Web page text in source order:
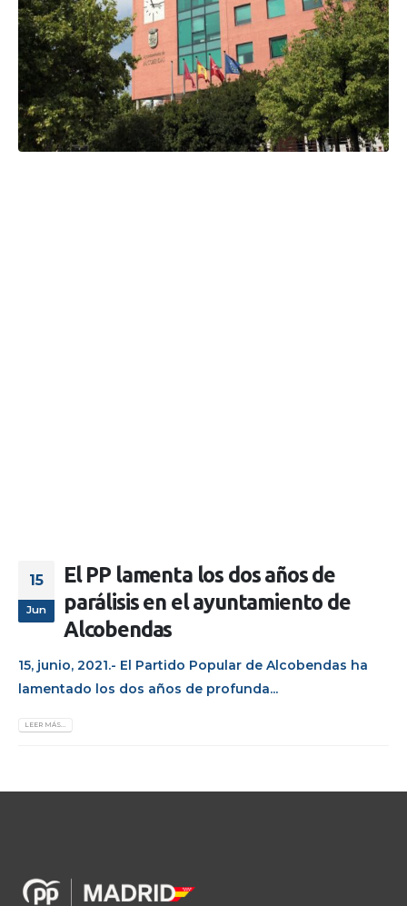
15
Jun
El PP lamenta los dos años de
parálisis en el ayuntamiento de
Alcobendas
15, junio, 2021.- El Partido Popular de Alcobendas ha
lamentado los dos años de profunda...
LEER MÁS...